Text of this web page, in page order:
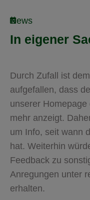
News
In eigener
Durch Zufall ist
aufgefallen, dass
unserer
mehr anzeigt.
um Info, seit wann
hat. Weiterhin
Feedback zu
Anregungen unter
erhalten.